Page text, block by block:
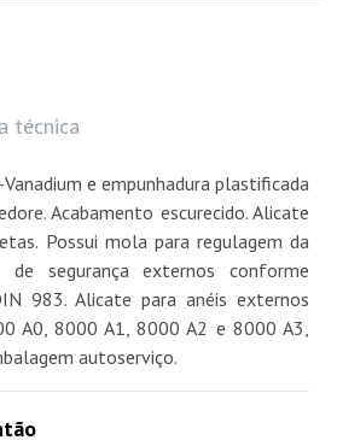
técnica
e empunhadura plastificada
Acabamento escurecido. Alicate
Possui mola para regulagem da
de segurança externos conforme
983. Alicate para anéis externos
A0, 8000 A1, 8000 A2 e 8000 A3,
autoserviço.